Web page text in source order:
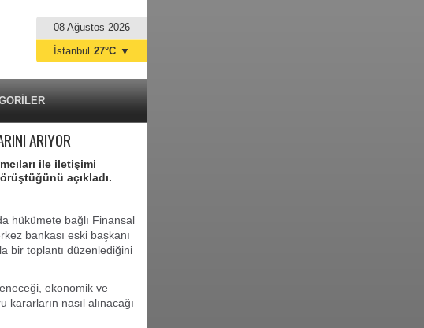
08 Ağustos 2026
İstanbul 27°C ▼
ARIYOR
ile iletişimi
açıkladı.
hükümete bağlı Finansal
bankası eski başkanı
bir toplantı düzenlediğini
ekonomik ve
nasıl alınacağı